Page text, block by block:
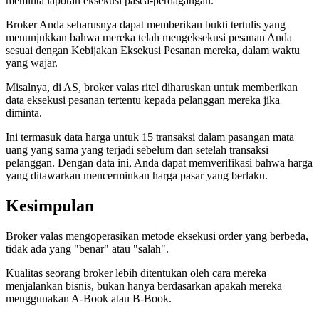
Broker Anda seharusnya dapat memberikan bukti tertulis yang
menunjukkan bahwa mereka telah mengeksekusi pesanan Anda
sesuai dengan Kebijakan Eksekusi Pesanan mereka, dalam waktu
yang wajar.
Misalnya, di AS, broker valas ritel diharuskan untuk memberikan
data eksekusi pesanan tertentu kepada pelanggan mereka jika
diminta.
Ini termasuk data harga untuk 15 transaksi dalam pasangan mata
uang yang sama yang terjadi sebelum dan setelah transaksi
pelanggan. Dengan data ini, Anda dapat memverifikasi bahwa harga
yang ditawarkan mencerminkan harga pasar yang berlaku.
Kesimpulan
Broker valas mengoperasikan metode eksekusi order yang berbeda,
tidak ada yang "benar" atau "salah".
Kualitas seorang broker lebih ditentukan oleh cara mereka
menjalankan bisnis, bukan hanya berdasarkan apakah mereka
menggunakan A-Book atau B-Book.